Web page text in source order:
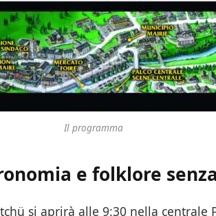
Il programma
e folklore
si aprirà alle 9:30 nella centrale